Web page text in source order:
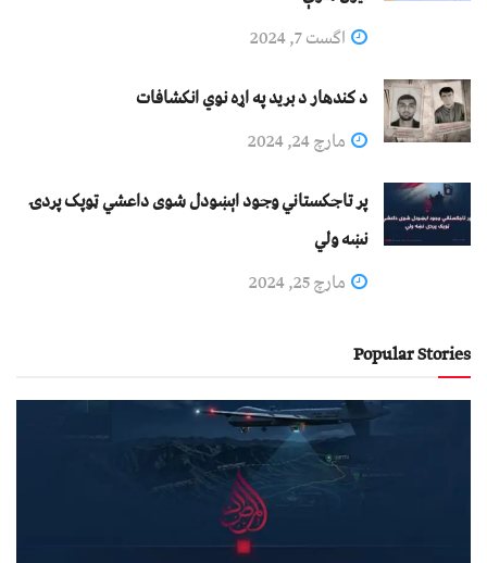
اگست 7, 2024
د کندهار د برید په اړه نوي انکشافات
مارچ 24, 2024
پر تاجکستاني وجود اېښودل شوی داعشي ټوپک پردۍ
نښه ولي
مارچ 25, 2024
Popular Stories